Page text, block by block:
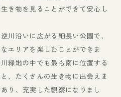
き物を見ることができて安心し
川沿いに広がる細長い公園で、
エリアを楽しむことができま
緑地の中でも最も南に位置する
、たくさんの生き物に出会えま
り、充実した観察になりまし